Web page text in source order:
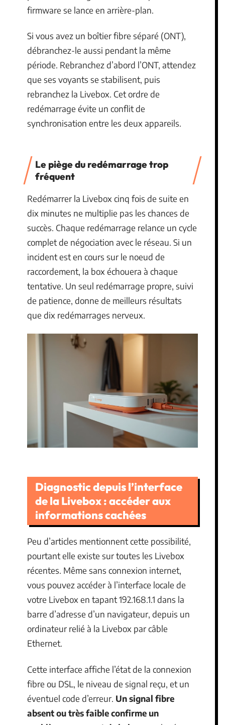
firmware se lance en arrière-plan.
Si vous avez un boîtier fibre séparé (ONT),
débranchez-le aussi pendant la même
période. Rebranchez d’abord l’ONT, attendez
que ses voyants se stabilisent, puis
rebranchez la Livebox. Cet ordre de
redémarrage évite un conflit de
synchronisation entre les deux appareils.
Le piège du redémarrage trop
fréquent
Redémarrer la Livebox cinq fois de suite en
dix minutes ne multiplie pas les chances de
succès. Chaque redémarrage relance un cycle
complet de négociation avec le réseau. Si un
incident est en cours sur le noeud de
raccordement, la box échouera à chaque
tentative. Un seul redémarrage propre, suivi
de patience, donne de meilleurs résultats
que dix redémarrages nerveux.
Diagnostic depuis l’interface
de la Livebox : accéder aux
informations cachées
Peu d’articles mentionnent cette possibilité,
pourtant elle existe sur toutes les Livebox
récentes. Même sans connexion internet,
vous pouvez accéder à l’interface locale de
votre Livebox en tapant 192.168.1.1 dans la
barre d’adresse d’un navigateur, depuis un
ordinateur relié à la Livebox par câble
Ethernet.
Cette interface affiche l’état de la connexion
fibre ou DSL, le niveau de signal reçu, et un
éventuel code d’erreur. Un signal fibre
absent ou très faible confirme un